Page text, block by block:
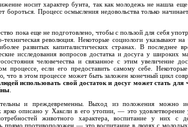
носит характер бунта, так как молодежь не нашла
бороться. Процесс осмысления недовольства только
пока еще не подготовлено, чтобы с пользой для себя
революция. Некоторые социологи указывают
развитых капиталистических странах. В последнее
исследования вопросов достатка и досуга у широких
человечества и связанное с этим увеличение
процессе, если его предоставить самому себе.
что в этом процессе может быть заложен конечный цикл
использовать свой достаток и досуг может стать
и преждевременны. Выход из положения можно
ярко описано у Хаксли в его утопии, — это
животного характера, воспитание у них с
противоположен — это воспитание в людях с молодых